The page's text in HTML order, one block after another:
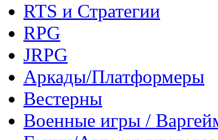
RTS и Стратегии
RPG
JRPG
Аркады/Платформеры
Вестерны
Военные игры /